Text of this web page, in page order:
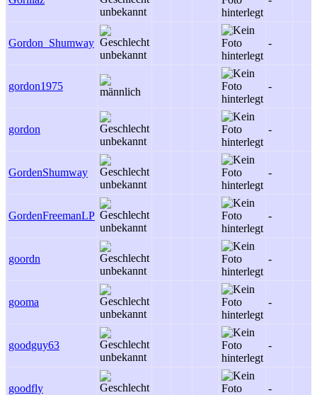
Gordon_Shumway -
gordon1975 -
gordon -
GordenShumway -
GordenFreemanLP -
goordn -
gooma -
goodguy63 -
goodfly -